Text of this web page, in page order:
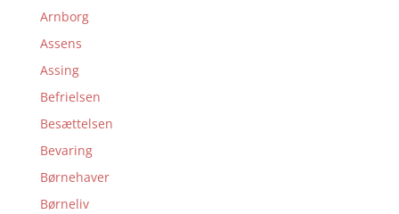
Arnborg
Assens
Assing
Befrielsen
Besættelsen
Bevaring
Børnehaver
Børneliv